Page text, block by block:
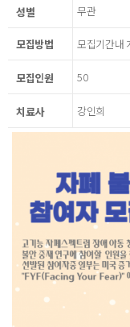
성별 무관
모집방법 모집기간내
모집인원 50
치료사 강인희